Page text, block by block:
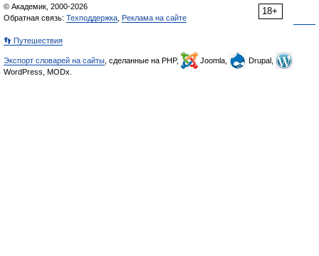
18+
© Академик, 2000-2026
Обратная связь: Техподдержка Реклама на сайте
👣 Путешествия
Экспорт словарей на сайты , сделанные на PHP, Joomla,
Drupal,
WordPress, MODx.